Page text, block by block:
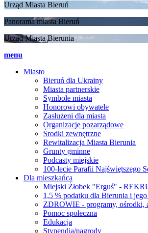
Urząd Miasta Bieruń
Panorama miasta Bieruń
Urząd Miasta Bierunia
menu
Miasto
Bieruń dla Ukrainy
Miasta partnerskie
Symbole miasta
Honorowi obywatele
Zasłużeni dla miasta
Organizacje pozarządowe
Środki zewnętrzne
Rewitalizacja Miasta Bierunia
Grunty gminne
Podcasty miejskie
100-lecie Parafii Najświętszego
Dla mieszkańca
Miejski Żłobek "Erguś" -
1,5 % podatku dla Bierunia i
ZDROWIE - programy, ośrodki,
Pomoc społeczna
Edukacja
Stypendia/nagrody